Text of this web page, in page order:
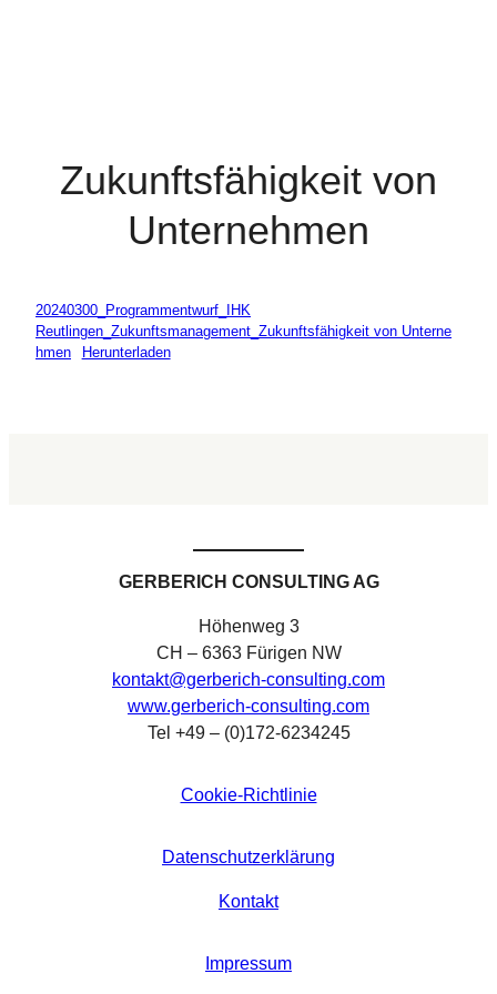
Zukunftsfähigkeit von
Unternehmen
20240300_Programmentwurf_IHK
Reutlingen_Zukunftsmanagement_Zukunftsfähigkeit von Unterne
hmen
Herunterladen
GERBERICH CONSULTING AG
Höhenweg 3
CH – 6363 Fürigen NW
kontakt@gerberich-consulting.com
www.gerberich-consulting.com
Tel +49 – (0)172-6234245
Cookie-Richtlinie
Datenschutzerklärung
Kontakt
Impressum